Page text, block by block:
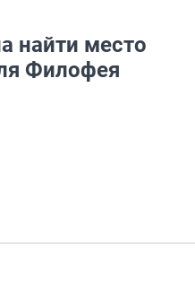
найти место
Филофея